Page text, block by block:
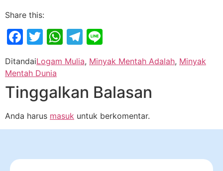
Share this:
Facebook
Twitter
WhatsApp
Telegram
DitandaiLogam Mulia, Minyak Mentah Adalah, Minyak
Mentah Dunia
Tinggalkan Balasan
Anda harus masuk untuk berkomentar.